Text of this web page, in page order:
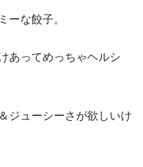
ーな餃子。
あってめっちゃヘルシ
ジューシーさが欲しいけ